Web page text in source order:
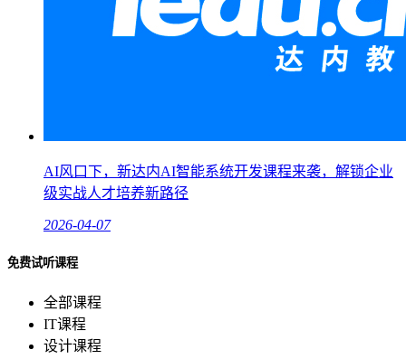
AI风口下，新达内AI智能系统开发课程来袭，解锁企业
级实战人才培养新路径
2026-04-07
免费试听课程
全部课程
IT课程
设计课程